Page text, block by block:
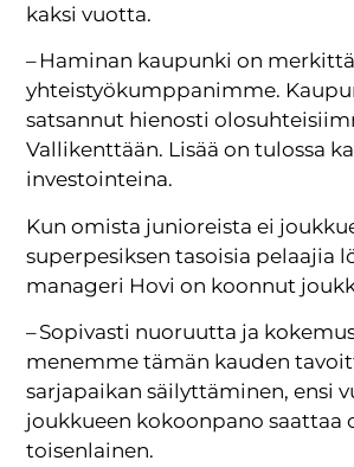
kaksi vuotta.
– Haminan kaupunki on
yhteistyökumppanimme.
satsannut hienosti
Vallikenttään. Lisää on tulossa
investointeina.
Kun omista junioreista ei
superpesiksen tasoisia pelaajia
manageri Hovi on koonnut
– Sopivasti nuoruutta ja
menemme tämän kauden
sarjapaikan säilyttäminen, ensi
joukkueen kokoonpano saattaa
toisenlainen.